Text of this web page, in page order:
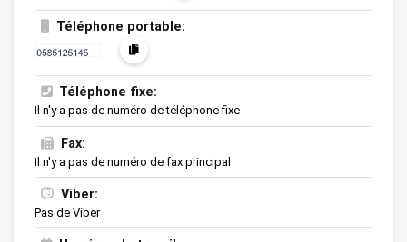
Téléphone portable:
Téléphone fixe:
Il n'y a pas de numéro de téléphone fixe
Fax:
Il n'y a pas de numéro de fax principal
Viber:
Pas de Viber